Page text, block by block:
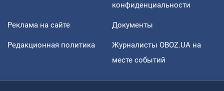
конфиденциальности
Реклама на сайте Документы
Редакционная политика
Журналисты OBOZ.UA на
месте событий